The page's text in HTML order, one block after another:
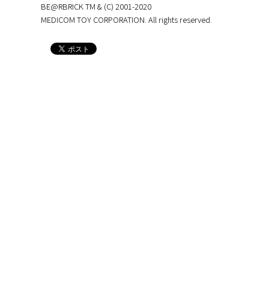
BE@RBRICK TM & (C) 2001-2020
MEDICOM TOY CORPORATION. All rights reserved.